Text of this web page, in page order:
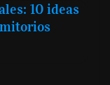
10 ideas